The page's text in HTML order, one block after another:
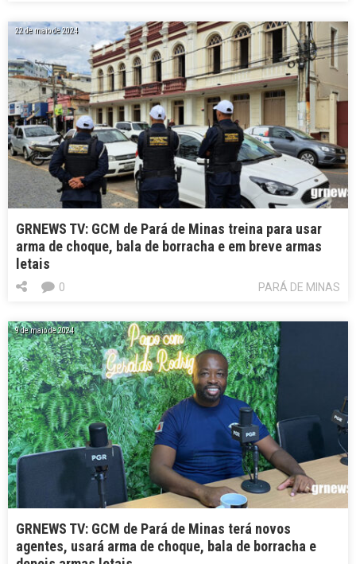
22 de maio de 2024
GRNEWS TV: GCM de Pará de Minas treina para usar
arma de choque, bala de borracha e em breve armas
letais
PARÁ DE MINAS
0
9 de maio de 2024
GRNEWS TV: GCM de Pará de Minas terá novos
agentes, usará arma de choque, bala de borracha e